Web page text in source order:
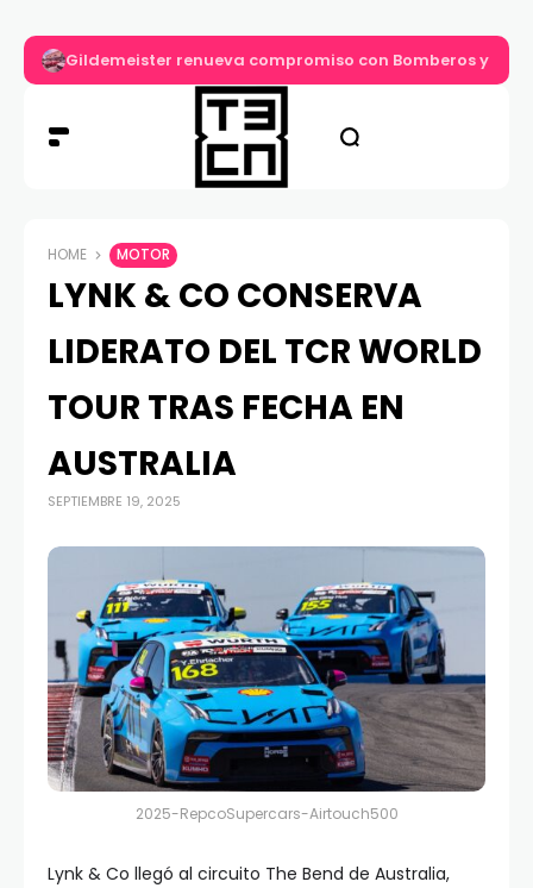
Gildemeister renueva compromiso con Bomberos y
HOME MOTOR
LYNK & CO CONSERVA
LIDERATO DEL TCR WORLD
TOUR TRAS FECHA EN
AUSTRALIA
SEPTIEMBRE 19, 2025
2025-RepcoSupercars-Airtouch500
Lynk & Co llegó al circuito The Bend de Australia,